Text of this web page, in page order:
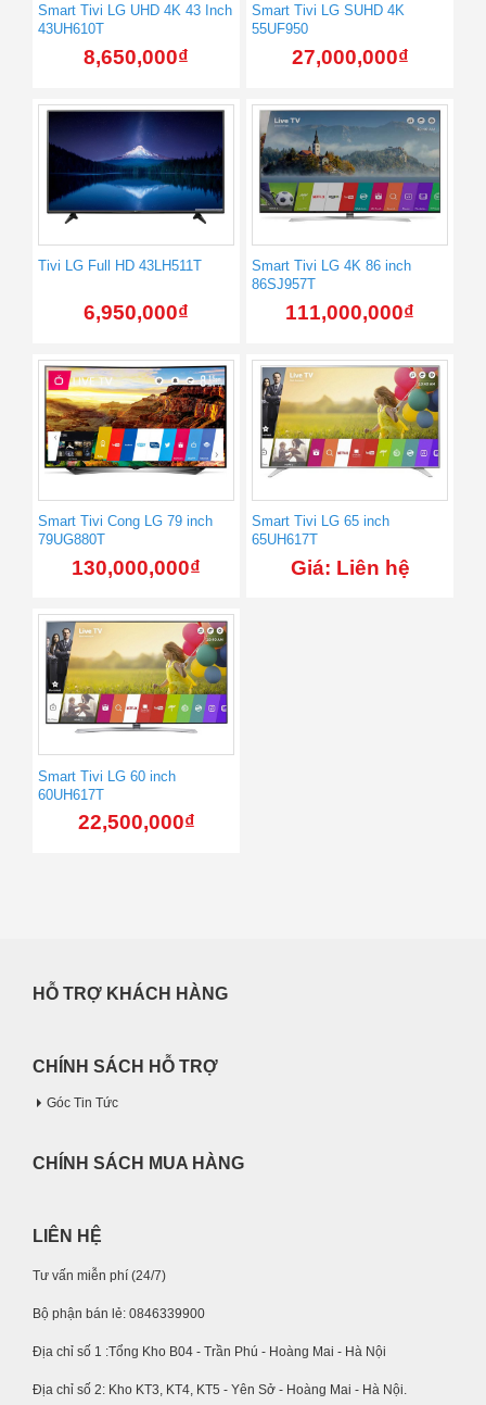
Smart Tivi LG UHD 4K 43 Inch
43UH610T
8,650,000₫
Smart Tivi LG SUHD 4K
55UF950
27,000,000₫
Tivi LG Full HD 43LH511T
6,950,000₫
Smart Tivi LG 4K 86 inch
86SJ957T
111,000,000₫
Smart Tivi Cong LG 79 inch
79UG880T
130,000,000₫
Smart Tivi LG 65 inch
65UH617T
Giá: Liên hệ
Smart Tivi LG 60 inch
60UH617T
22,500,000₫
HỖ TRỢ KHÁCH HÀNG
CHÍNH SÁCH HỖ TRỢ
Góc Tin Tức
CHÍNH SÁCH MUA HÀNG
LIÊN HỆ
Tư vấn miễn phí (24/7)
Bộ phận bán lẻ: 0846339900
Địa chỉ số 1 :Tổng Kho B04 - Trần Phú - Hoàng Mai - Hà Nội
Địa chỉ số 2: Kho KT3, KT4, KT5 - Yên Sở - Hoàng Mai - Hà Nội.